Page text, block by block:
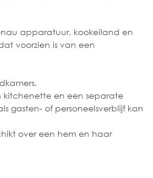
apparatuur, kookeiland en
voorzien is van een
kitchenette en een separate
gasten- of personeelsverblijf kan
over een hem en haar